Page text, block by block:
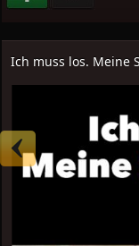
Ich muss los. Meine